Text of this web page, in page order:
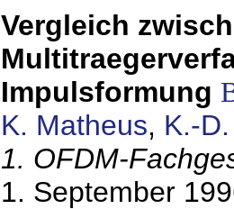
Vergleich
Impulsformung
K. Matheus, K.-
1. OFDM-
1. September